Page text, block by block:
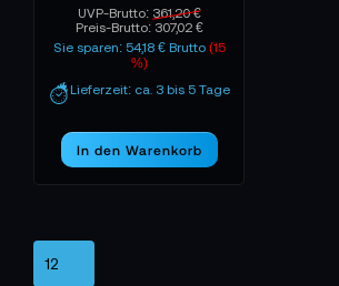
UVP-Brutto: 361,20 €
Preis-Brutto: 307,02 €
Sie sparen: 54,18 € Brutto (15
%)
Lieferzeit: ca. 3 bis 5 Tage
In den Warenkorb